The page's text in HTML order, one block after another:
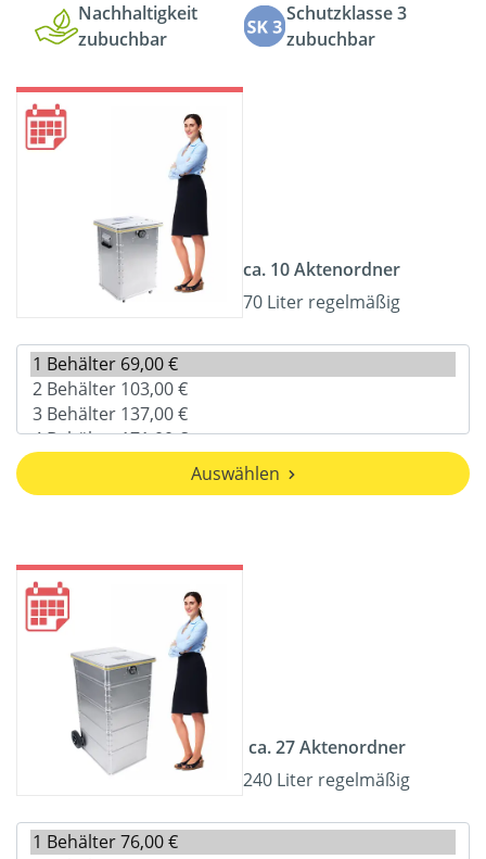
Nachhaltigkeit
zubuchbar
Schutzklasse 3
zubuchbar
ca. 10 Aktenordner
70 Liter regelmäßig
Auswählen
ca. 27 Aktenordner
240 Liter regelmäßig